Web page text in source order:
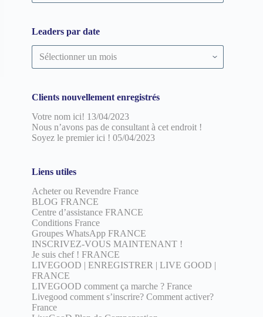
Consultant
Leaders par date
Leaders
par
date
Clients nouvellement enregistrés
Votre nom ici! 13/04/2023
Nous n’avons pas de consultant à cet endroit !
Soyez le premier ici ! 05/04/2023
Liens utiles
Acheter ou Revendre France
BLOG FRANCE
Centre d’assistance FRANCE
Conditions France
Groupes WhatsApp FRANCE
INSCRIVEZ-VOUS MAINTENANT !
Je suis chef ! FRANCE
LIVEGOOD | ENREGISTRER | LIVE GOOD |
FRANCE
LIVEGOOD comment ça marche ? France
Livegood comment s’inscrire? Comment activer?
France